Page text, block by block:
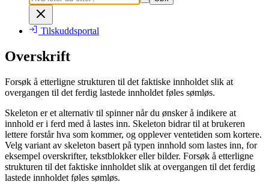
Tilskuddsportal
Overskrift
Forsøk å etterligne strukturen til det faktiske innholdet slik at
overgangen til det ferdig lastede innholdet føles sømløs.
Skeleton er et alternativ til spinner når du ønsker å indikere at
innhold er i ferd med å lastes inn. Skeleton bidrar til at brukeren
lettere forstår hva som kommer, og opplever ventetiden som kortere.
Velg variant av skeleton basert på typen innhold som lastes inn, for
eksempel overskrifter, tekstblokker eller bilder. Forsøk å etterligne
strukturen til det faktiske innholdet slik at overgangen til det ferdig
lastede innholdet føles sømløs.